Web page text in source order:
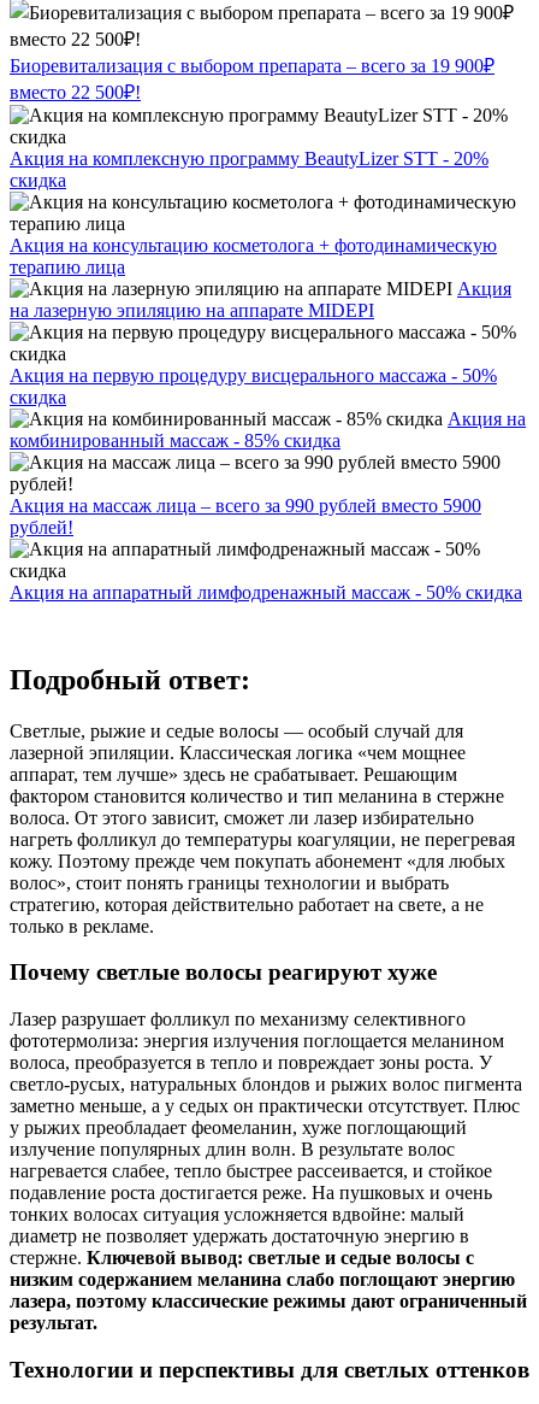
Биоревитализация с выбором препарата – всего за 19 900₽
вместо 22 500₽!
Акция на комплексную программу BeautyLizer STT - 20%
скидка
Акция на консультацию косметолога + фотодинамическую
терапию лица
Акция
на лазерную эпиляцию на аппарате MIDEPI
Акция на первую процедуру висцерального массажа - 50%
скидка
Акция на
комбинированный массаж - 85% скидка
Акция на массаж лица – всего за 990 рублей вместо 5900
рублей!
Акция на аппаратный лимфодренажный массаж - 50% скидка
Подробный ответ:
Светлые, рыжие и седые волосы — особый случай для
лазерной эпиляции. Классическая логика «чем мощнее
аппарат, тем лучше» здесь не срабатывает. Решающим
фактором становится количество и тип меланина в стержне
волоса. От этого зависит, сможет ли лазер избирательно
нагреть фолликул до температуры коагуляции, не перегревая
кожу. Поэтому прежде чем покупать абонемент «для любых
волос», стоит понять границы технологии и выбрать
стратегию, которая действительно работает на свете, а не
только в рекламе.
Почему светлые волосы реагируют хуже
Лазер разрушает фолликул по механизму селективного
фототермолиза: энергия излучения поглощается меланином
волоса, преобразуется в тепло и повреждает зоны роста. У
светло‑русых, натуральных блондов и рыжих волос пигмента
заметно меньше, а у седых он практически отсутствует. Плюс
у рыжих преобладает феомеланин, хуже поглощающий
излучение популярных длин волн. В результате волос
нагревается слабее, тепло быстрее рассеивается, и стойкое
подавление роста достигается реже. На пушковых и очень
тонких волосах ситуация усложняется вдвойне: малый
диаметр не позволяет удержать достаточную энергию в
стержне. Ключевой вывод: светлые и седые волосы с
низким содержанием меланина слабо поглощают энергию
лазера, поэтому классические режимы дают ограниченный
результат.
Технологии и перспективы для светлых оттенков